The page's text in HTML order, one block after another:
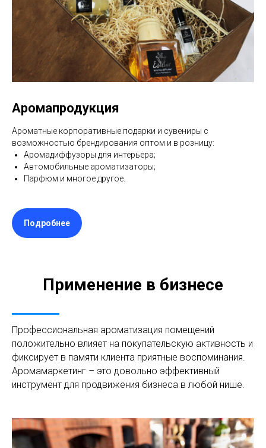
Аромапродукция
Ароматные корпоративные подарки и сувениры с
возможностью брендирования оптом и в розницу:
Аромадиффузоры для интерьера;
Автомобильные ароматизаторы;
Парфюм и многое другое.
Подробнее
Применение в бизнесе
Профессиональная ароматизация помещений
положительно влияет на покупательскую активность и
фиксирует в памяти клиента приятные воспоминания.
Аромамаркетинг – это довольно эффективный
инструмент для продвижения бизнеса в любой нише.